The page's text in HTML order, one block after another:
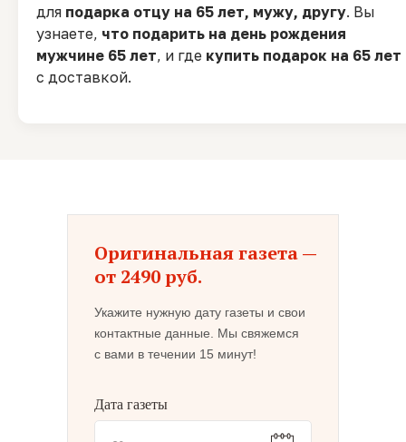
для подарка отцу на 65 лет, мужу, другу. Вы
узнаете, что подарить на день рождения
мужчине 65 лет, и где купить подарок на 65 лет
с доставкой.
Оригинальная газета —
от 2490 руб.
Укажите нужную дату газеты и свои
контактные данные. Мы свяжемся
с вами в течении 15 минут!
Дата газеты